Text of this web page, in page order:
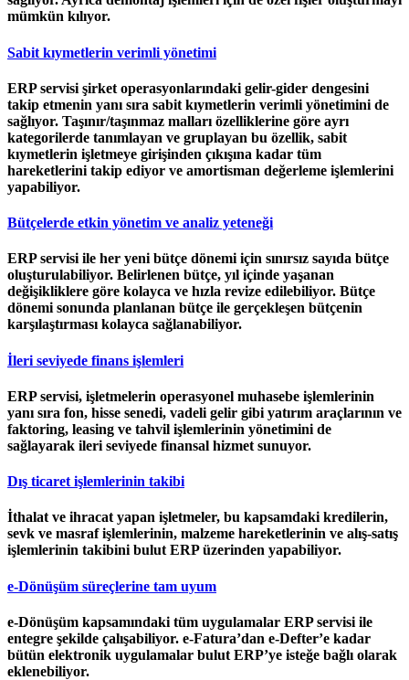
mümkün kılıyor.
Sabit kıymetlerin verimli yönetimi
ERP servisi şirket operasyonlarındaki gelir-gider dengesini
takip etmenin yanı sıra sabit kıymetlerin verimli yönetimini de
sağlıyor. Taşınır/taşınmaz malları özelliklerine göre ayrı
kategorilerde tanımlayan ve gruplayan bu özellik, sabit
kıymetlerin işletmeye girişinden çıkışına kadar tüm
hareketlerini takip ediyor ve amortisman değerleme işlemlerini
yapabiliyor.
Bütçelerde etkin yönetim ve analiz yeteneği
ERP servisi ile her yeni bütçe dönemi için sınırsız sayıda bütçe
oluşturulabiliyor. Belirlenen bütçe, yıl içinde yaşanan
değişikliklere göre kolayca ve hızla revize edilebiliyor. Bütçe
dönemi sonunda planlanan bütçe ile gerçekleşen bütçenin
karşılaştırması kolayca sağlanabiliyor.
İleri seviyede finans işlemleri
ERP servisi, işletmelerin operasyonel muhasebe işlemlerinin
yanı sıra fon, hisse senedi, vadeli gelir gibi yatırım araçlarının ve
faktoring, leasing ve tahvil işlemlerinin yönetimini de
sağlayarak ileri seviyede finansal hizmet sunuyor.
Dış ticaret işlemlerinin takibi
İthalat ve ihracat yapan işletmeler, bu kapsamdaki kredilerin,
sevk ve masraf işlemlerinin, malzeme hareketlerinin ve alış-satış
işlemlerinin takibini bulut ERP üzerinden yapabiliyor.
e-Dönüşüm süreçlerine tam uyum
e-Dönüşüm kapsamındaki tüm uygulamalar ERP servisi ile
entegre şekilde çalışabiliyor. e-Fatura’dan e-Defter’e kadar
bütün elektronik uygulamalar bulut ERP’ye isteğe bağlı olarak
eklenebiliyor.